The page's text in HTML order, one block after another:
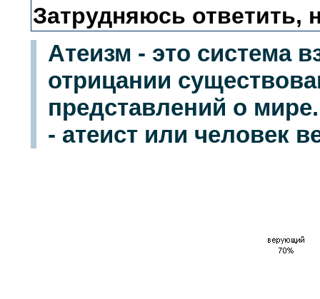
Затрудняюсь ответить,
Атеизм - это система
отрицании
представлений о
- атеист или человек